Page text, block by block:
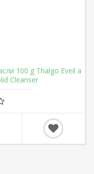
100 g Thalgo Eveil a
Cleanser